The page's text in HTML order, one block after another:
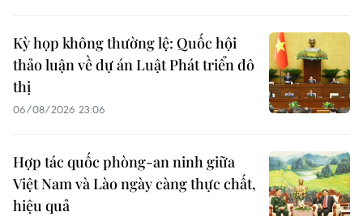
Kỳ họp không thường lệ: Quốc hội
thảo luận về dự án Luật Phát triển đô
thị
06/08/2026 23:06
Hợp tác quốc phòng-an ninh giữa
Việt Nam và Lào ngày càng thực chất,
hiệu quả